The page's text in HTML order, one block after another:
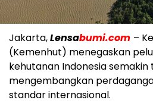
Jakarta,Lensabumi.com –
(Kemenhut) menegaskan
kehutanan Indonesia
mengembangkan
standar internasional.